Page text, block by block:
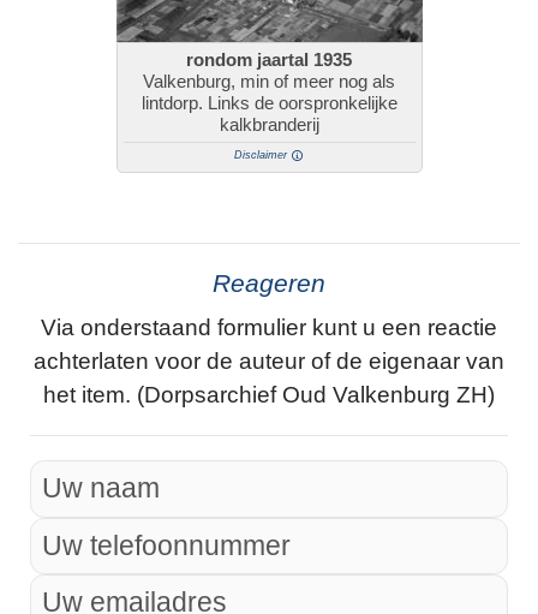
rondom jaartal 1935
Valkenburg, min of meer nog als
lintdorp. Links de oorspronkelijke
kalkbranderij
Disclaimer
Reageren
Via onderstaand formulier kunt u een reactie
achterlaten voor de auteur of de eigenaar van
het item. (Dorpsarchief Oud Valkenburg ZH)